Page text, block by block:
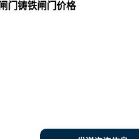
门铸铁闸门价格